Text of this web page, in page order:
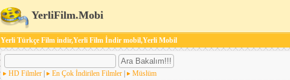
YerliFilm.Mobi
Yerli Türkçe Film indir,Yerli Film İndir mobil,Yerli Mobil
HD Filmler En Çok İndirilen Filmler
Müslüm